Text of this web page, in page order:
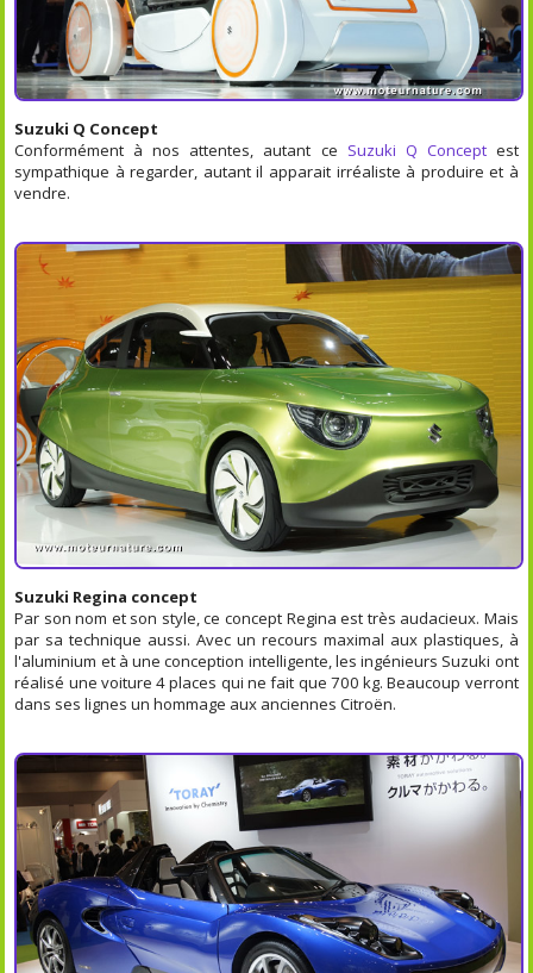
Suzuki Q Concept
Conformément à nos attentes, autant ce Suzuki Q Conceptest
sympathique à regarder, autant il apparait irréaliste à produire et à
vendre.
Suzuki Regina concept
Par son nom et son style, ce concept Regina est très audacieux. Mais
par sa technique aussi. Avec un recours maximal aux plastiques, à
l'aluminium et à une conception intelligente, les ingénieurs Suzuki ont
réalisé une voiture 4 places qui ne fait que 700 kg. Beaucoup verront
dans ses lignes un hommage aux anciennes Citroën.